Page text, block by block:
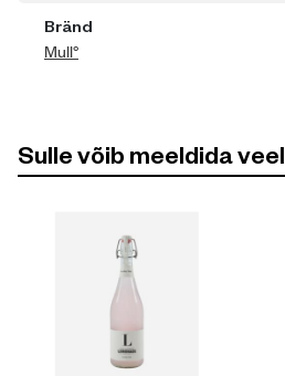
Bränd
Mull°
Sulle võib meeldida veel